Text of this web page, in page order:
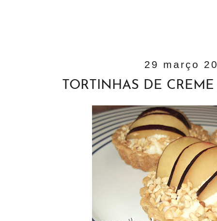
29 março
TORTINHAS DE